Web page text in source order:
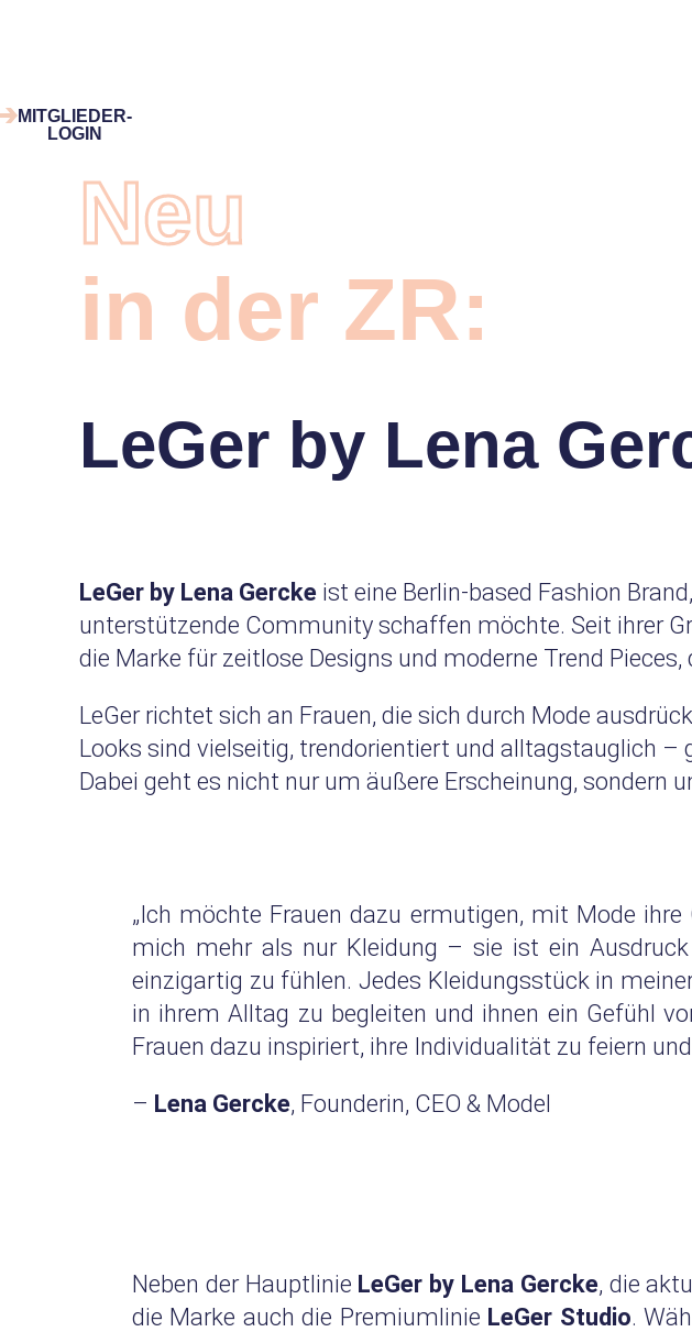
MITGLIEDER-
LOGIN
Neu
in der ZR:
LeGer by Lena
LeGer by Lena Gercke ist eine Berlin-based Fashion
unterstützende Community schaffen möchte. Seit ihrer
die Marke für zeitlose Designs und moderne Trend
LeGer richtet sich an Frauen, die sich durch Mode
Looks sind vielseitig, trendorientiert und alltagstauglich –
Dabei geht es nicht nur um äußere Erscheinung, sondern
„Ich möchte Frauen dazu ermutigen, mit Mode
mich mehr als nur Kleidung – sie ist ein
einzigartig zu fühlen. Jedes Kleidungsstück in
in ihrem Alltag zu begleiten und ihnen ein Gefühl
Frauen dazu inspiriert, ihre Individualität zu feiern
– Lena Gercke, Founderin, CEO & Model
Neben der Hauptlinie LeGer by Lena Gercke, die
die Marke auch die Premiumlinie LeGer Studio.